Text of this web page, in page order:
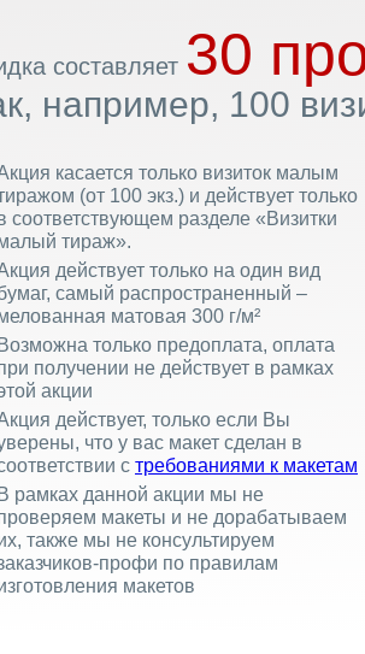
составляет 30
например, 100
касается только визиток малым
(от 100 экз.) и действует только
соответствующем разделе «Визитки
тираж».
действует только на один вид
самый распространенный –
матовая 300 г/м²
Возможна только предоплата, оплата
получении не действует в рамках
акции
действует, только если Вы
что у вас макет сделан в
с требованиями к макетам
В рамках данной акции мы не
макеты и не дорабатываем
также мы не консультируем
профи по правилам
макетов